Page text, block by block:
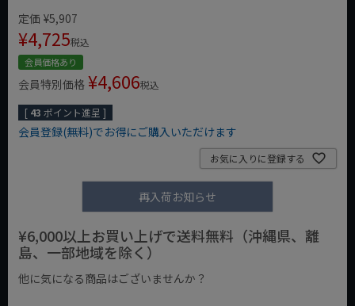
定価 ¥5,907
¥4,725税込
会員価格あり
会員特別価格 ¥4,606税込
[ 43 ポイント進呈 ]
会員登録(無料)でお得にご購入いただけます
お気に入りに登録する
再入荷お知らせ
¥6,000以上お買い上げで送料無料（沖縄県、離
島、一部地域を除く）
他に気になる商品はございませんか？